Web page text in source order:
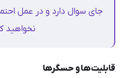
جای سوال دارد و در عمل
نخواهید
قابلیت‌ها و حسگرها